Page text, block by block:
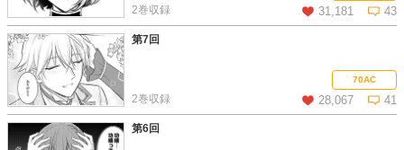
31,181 43
2巻収録
この話を読む コメントを見る
第7回
70AC
28,067 41
2巻収録
第6回